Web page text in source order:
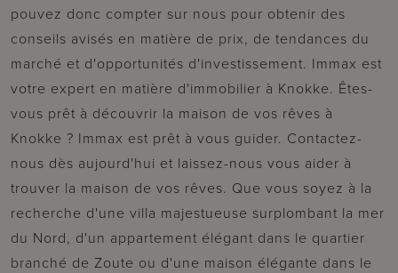
pouvez donc compter sur nous pour obtenir des
conseils avisés en matière de prix, de tendances du
marché et d'opportunités d'investissement. Immax est
votre expert en matière d'immobilier à Knokke. Êtes-
vous prêt à découvrir la maison de vos rêves à
Knokke ? Immax est prêt à vous guider. Contactez-
nous dès aujourd'hui et laissez-nous vous aider à
trouver la maison de vos rêves. Que vous soyez à la
recherche d'une villa majestueuse surplombant la mer
du Nord, d'un appartement élégant dans le quartier
branché de Zoute ou d'une maison élégante dans le